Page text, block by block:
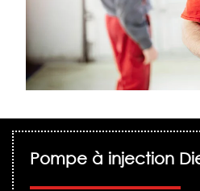
Pompe à injection